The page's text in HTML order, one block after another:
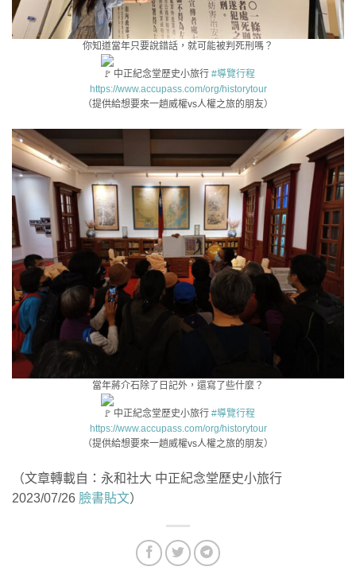
你知道當年只要說錯話，就可能被判死刑嗎？
中正紀念堂歷史小旅行 #導覽行程
https://www.accupass.com/org/historytour
（提供給想要來一趟威權vs人權之旅的朋友）
當年蔣介石除了日記外，還寫了些什麼？
中正紀念堂歷史小旅行 #導覽行程
https://www.accupass.com/org/historytour
（提供給想要來一趟威權vs人權之旅的朋友）
（文章轉載自：永和社大 中正紀念堂歷史小旅行
2023/07/26 臉書貼文）